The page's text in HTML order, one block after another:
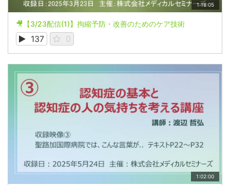
1:18:05
🎥【3/23配信(1)】拘縮予防・改善のためのケア技術
137 0
1:02:00